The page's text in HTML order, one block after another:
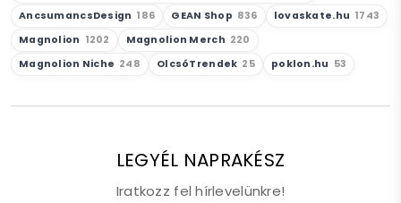
AncsumancsDesign 186 GEAN Shop 836 lovaskate.hu 1743
Magnolion 1202 Magnolion Merch 220
Magnolion Niche 248 OlcsóTrendek 25 poklon.hu 53
LEGYÉL NAPRAKÉSZ
Iratkozz fel hírlevelünkre!